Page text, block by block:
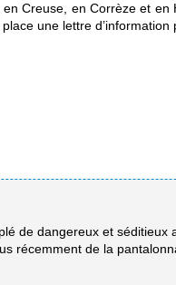
Creuse, en Corrèze et en
une lettre
de dangereux et séditieux
récemment de la